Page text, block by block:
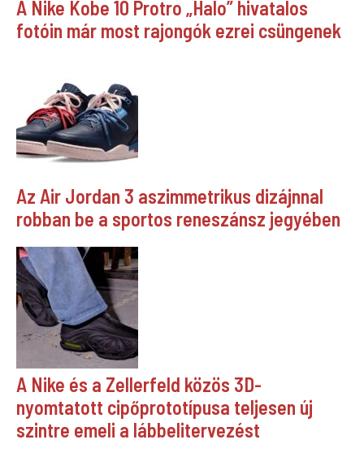
A Nike Kobe 10 Protro „Halo” hivatalos
fotóin már most rajongók ezrei csüngenek
Az Air Jordan 3 aszimmetrikus dizájnnal
robban be a sportos reneszánsz jegyében
A Nike és a Zellerfeld közös 3D-
nyomtatott cipőprototípusa teljesen új
szintre emeli a lábbelitervezést